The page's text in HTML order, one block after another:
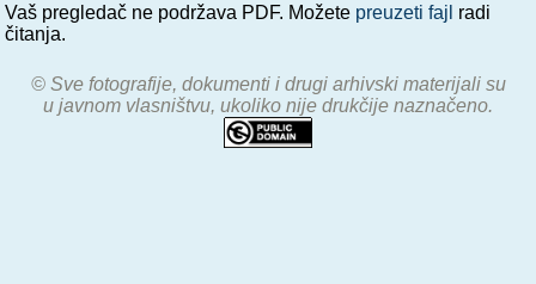
Vaš pregledač ne podržava PDF. Možete preuzeti fajl radi
čitanja.
© Sve fotografije, dokumenti i drugi arhivski materijali su
u javnom vlasništvu, ukoliko nije drukčije naznačeno.